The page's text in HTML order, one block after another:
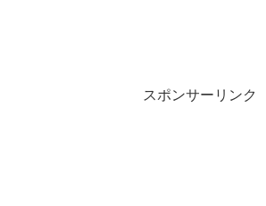
スポンサーリンク